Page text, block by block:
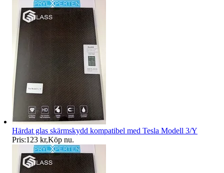
Härdat glas skärmskydd kompatibel med Tesla Modell 3/Y
Pris:123 kr,Köp nu.